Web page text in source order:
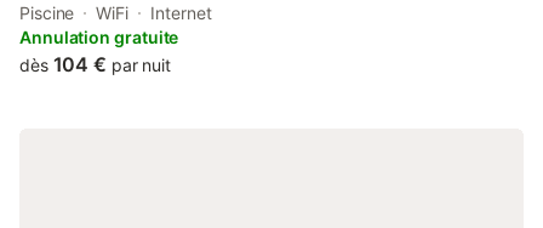
parking for guests who drive. The property has city views and is
28 km from Chateau de Gien and 34 km from Chateau de Sully-
sur-Loire.
Piscine WiFi
Internet
Annulation gratuite
dès 104 € par nuit